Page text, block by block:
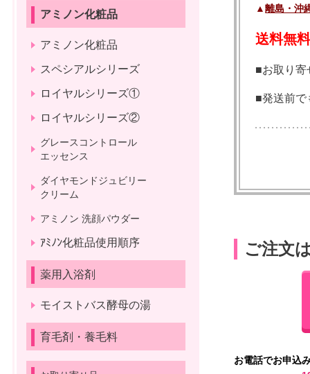
▲離島・沖
送料無
■お取り寄
■発送前で
ご注文
お電話でお申込
アミノン化粧品
アミノン化粧品
スペシアルシリーズ
ロイヤルシリーズ①
ロイヤルシリーズ②
グレースコントロール
エッセンス
ダイヤモンドジュビリー
クリーム
アミノン 洗顔パウダー
ｱﾐﾉﾝ化粧品使用順序
薬用入浴剤
モイストバス酵母の湯
育毛剤・養毛料